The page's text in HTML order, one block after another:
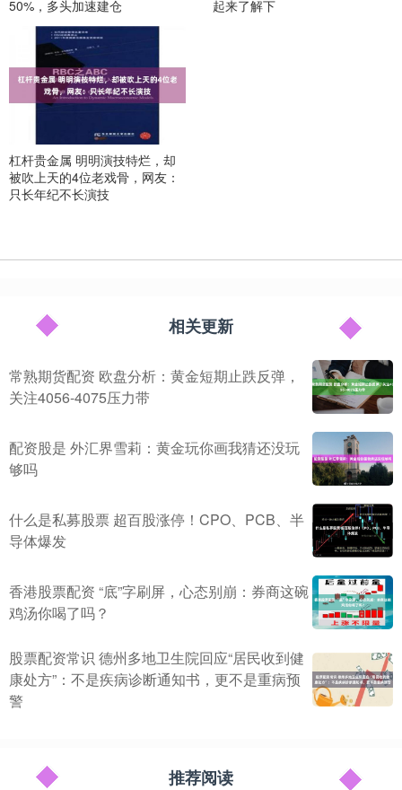
50%，多头加速建仓
起来了解下
杠杆贵金属 明明演技特烂，却
被吹上天的4位老戏骨，网友：
只长年纪不长演技
相关更新
常熟期货配资 欧盘分析：黄金短期止跌反弹，
关注4056-4075压力带
配资股是 外汇界雪莉：黄金玩你画我猜还没玩
够吗
什么是私募股票 超百股涨停！CPO、PCB、半
导体爆发
香港股票配资 “底”字刷屏，心态别崩：券商这碗
鸡汤你喝了吗？
股票配资常识 德州多地卫生院回应“居民收到健
康处方”：不是疾病诊断通知书，更不是重病预
警
推荐阅读